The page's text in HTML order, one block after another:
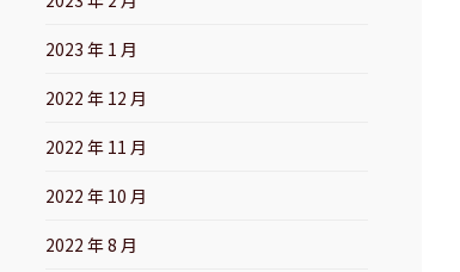
2023 年 1 月
2022 年 12 月
2022 年 11 月
2022 年 10 月
2022 年 8 月